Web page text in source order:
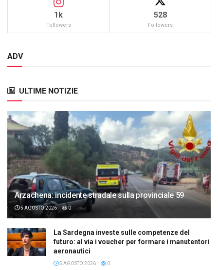
1k
Followers
528
Followers
ADV
ULTIME NOTIZIE
Arzachena: incidente stradale sulla provinciale 59
5 AGOSTO 2026 0
La Sardegna investe sulle competenze del
futuro: al via i voucher per formare i manutentori
aeronautici
5 AGOSTO 2026 0